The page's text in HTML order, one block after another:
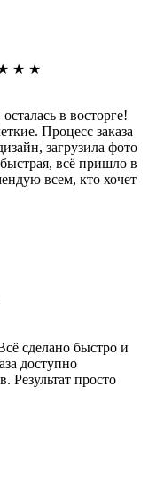
★ ★
в восторге!
Процесс заказа
загрузила фото
всё пришло в
всем, кто хочет
сделано быстро и
доступно
Результат просто